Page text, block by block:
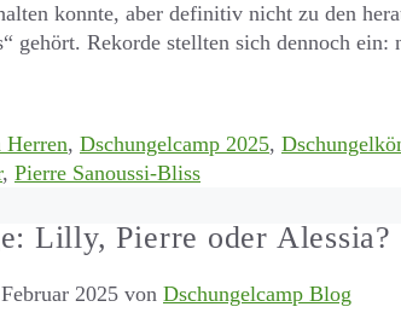
konnte, aber definitiv nicht zu den
gehört. Rekorde stellten sich dennoch
Herren, Dschungelcamp 2025,
, Pierre Sanoussi-Bliss
Lilly, Pierre oder Alessia?
2025 von Dschungelcamp Blog